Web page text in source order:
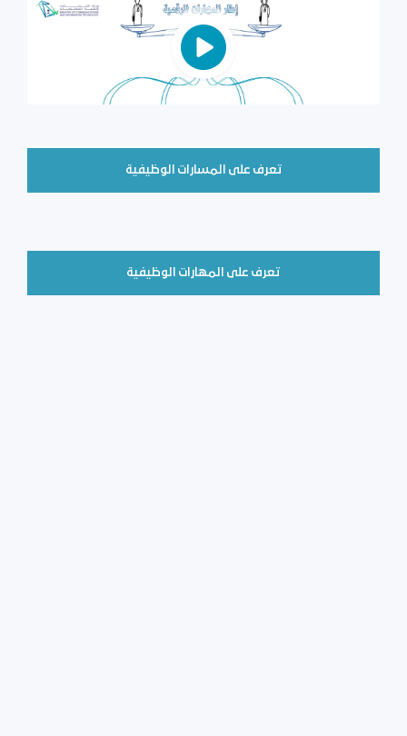
تعرف على المسارات الوظيفية
تعرف على المهارات الوظيفية